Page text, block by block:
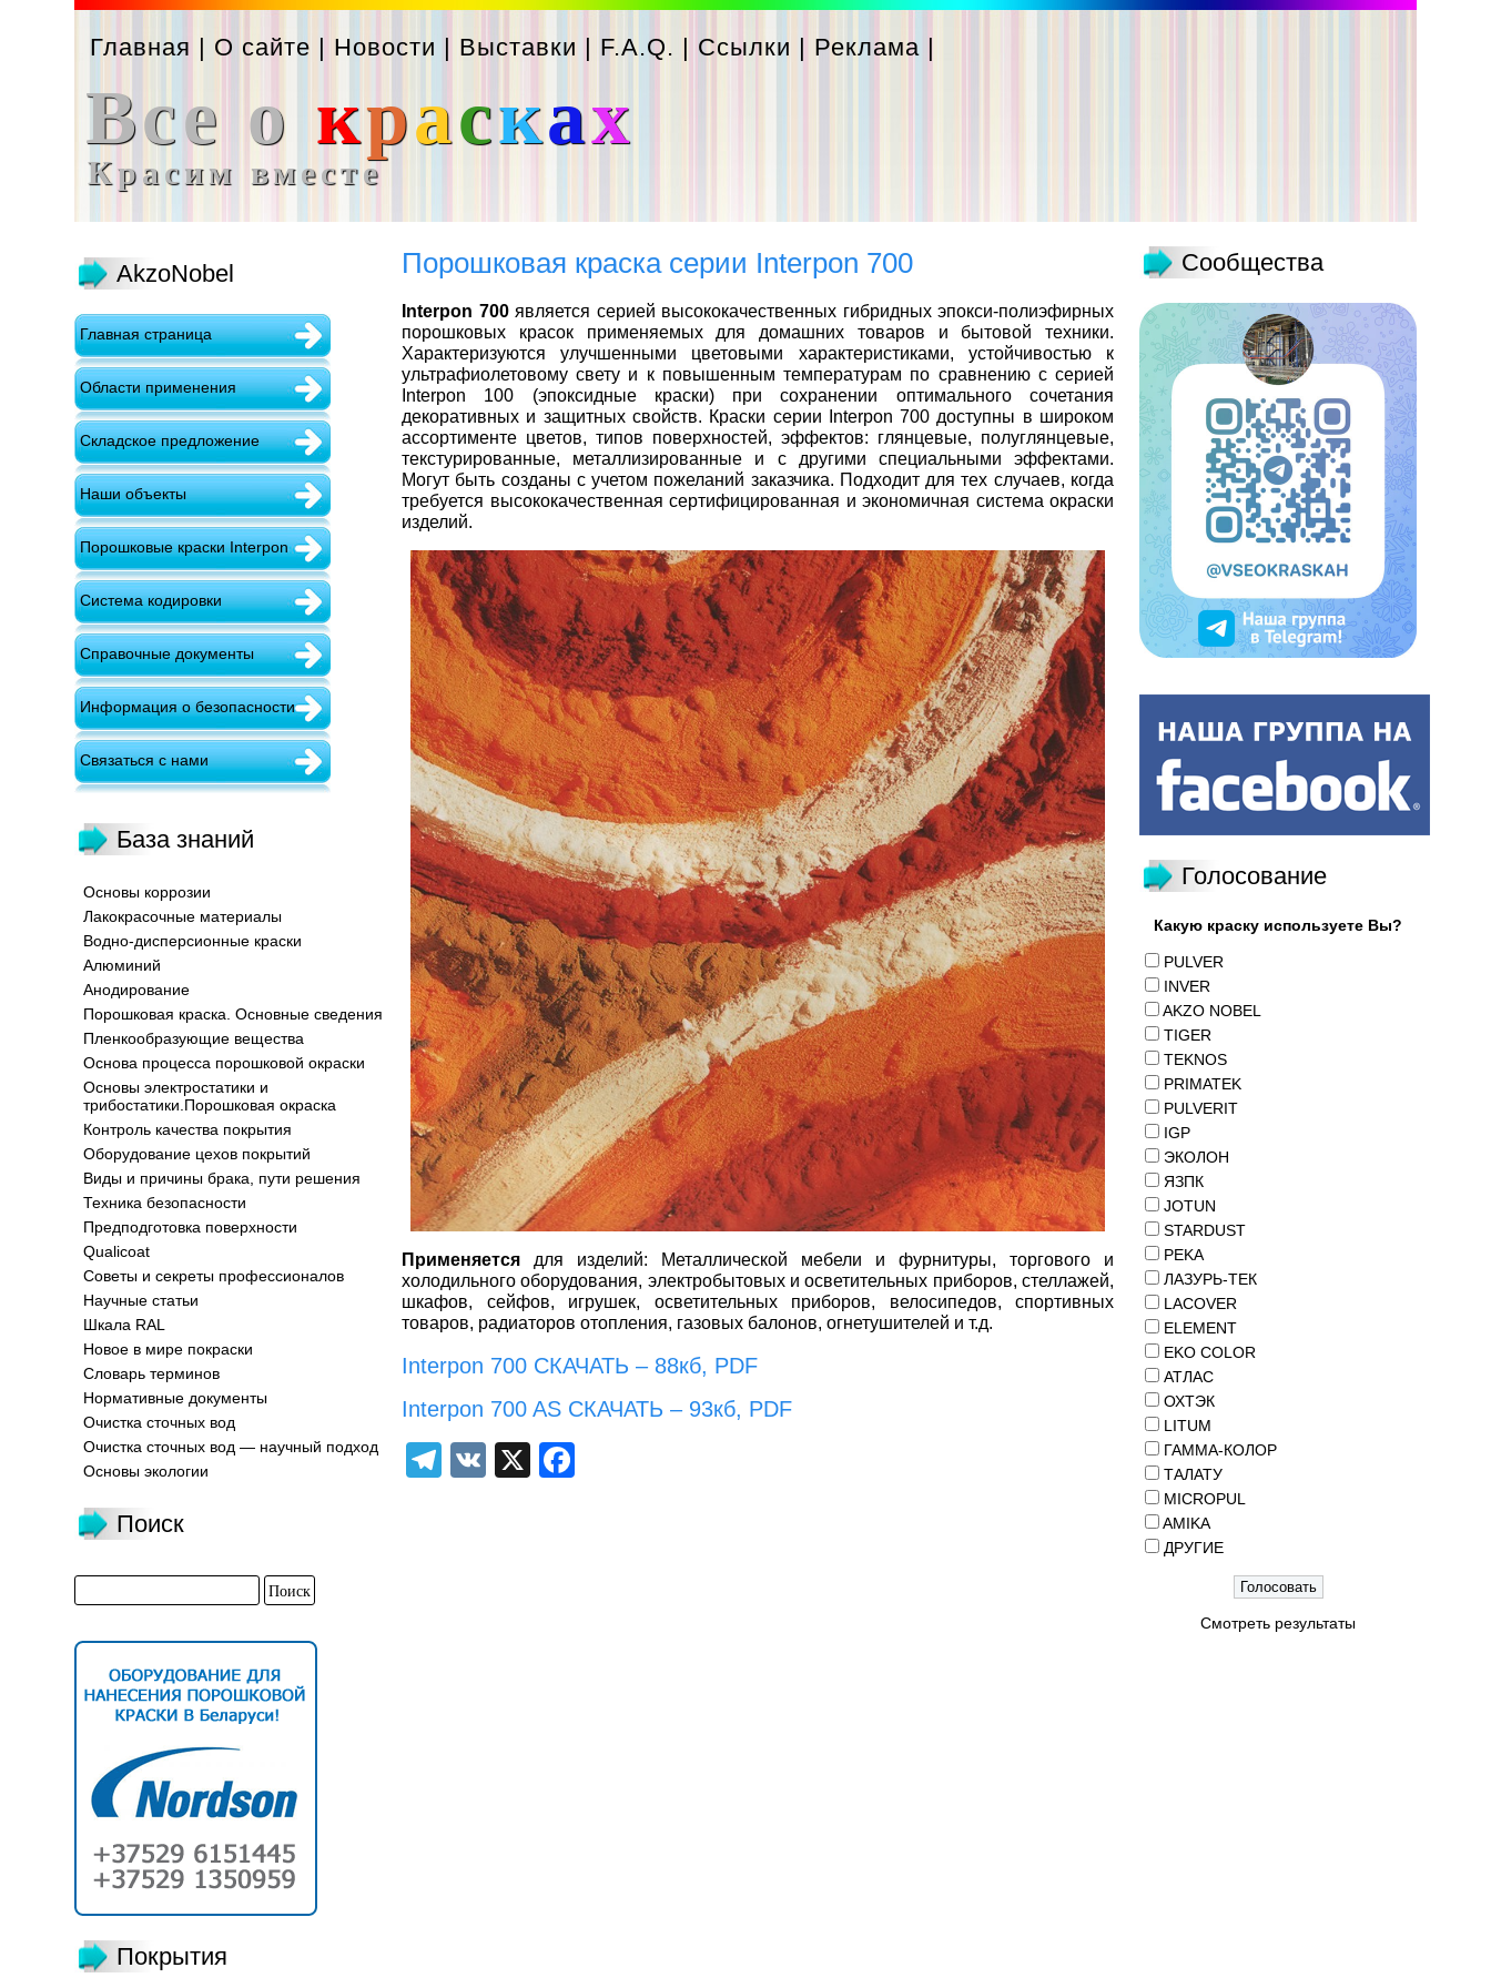
Главная | О сайте | Новости | Выставки | F.A.Q. | Ссылки | Реклама |
Все о красках
Красим вместе
AkzoNobel
Главная страница
Области применения
Складское предложение
Наши объекты
Порошковые краски Interpon
Система кодировки
Справочные документы
Информация о безопасности
Связаться с нами
База знаний
Основы коррозии
Лакокрасочные материалы
Водно-дисперсионные краски
Алюминий
Анодирование
Порошковая краска. Основные сведения
Пленкообразующие вещества
Основа процесса порошковой окраски
Основы электростатики и
трибостатики.Порошковая окраска
Контроль качества покрытия
Оборудование цехов покрытий
Виды и причины брака, пути решения
Техника безопасности
Предподготовка поверхности
Qualicoat
Советы и секреты профессионалов
Научные статьи
Шкала RAL
Новое в мире покраски
Словарь терминов
Нормативные документы
Очистка сточных вод
Очистка сточных вод — научный подход
Основы экологии
Поиск
Покрытия
Порошковая краска серии Interpon 700
Interpon 700является серией высококачественных гибридных эпокси-полиэфирных
порошковых красок применяемых для домашних товаров и бытовой техники.
Характеризуются улучшенными цветовыми характеристиками, устойчивостью к
ультрафиолетовому свету и к повышенным температурам по сравнению с серией
Interpon 100 (эпоксидные краски) при сохранении оптимального сочетания
декоративных и защитных свойств. Краски серии Interpon 700 доступны в широком
ассортименте цветов, типов поверхностей, эффектов: глянцевые, полуглянцевые,
текстурированные, металлизированные и с другими специальными эффектами.
Могут быть созданы с учетом пожеланий заказчика. Подходит для тех случаев, когда
требуется высококачественная сертифицированная и экономичная система окраски
изделий.
Применяется для изделий: Металлической мебели и фурнитуры, торгового и
холодильного оборудования, электробытовых и осветительных приборов, стеллажей,
шкафов, сейфов, игрушек, осветительных приборов, велосипедов, спортивных
товаров, радиаторов отопления, газовых балонов, огнетушителей и т.д.
Interpon 700 CКАЧАТЬ – 88кб, PDF
Interpon 700 AS CКАЧАТЬ – 93кб, PDF
Telegram
VK X
Сообщества
Голосование
Какую краску используете Вы?
PULVER
INVER
AKZO NOBEL
TIGER
TEKNOS
PRIMATEK
PULVERIT
IGP
ЭКОЛОН
ЯЗПК
JOTUN
STARDUST
PEKA
ЛАЗУРЬ-ТЕК
LACOVER
ELEMENT
EKO COLOR
АТЛАС
ОХТЭК
LITUM
ГАММА-КОЛОР
ТАЛАТУ
MICROPUL
AMIKA
ДРУГИЕ
Смотреть результаты